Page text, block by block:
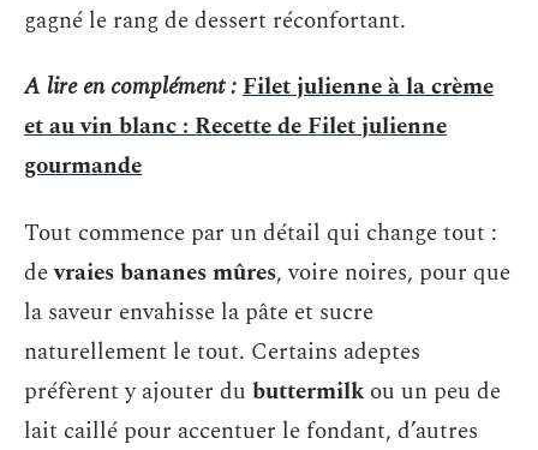
gagné le rang de dessert réconfortant.
A lire en complément :Filet julienne à la crème
et au vin blanc : Recette de Filet julienne
gourmande
Tout commence par un détail qui change tout :
devraies bananes mûres, voire noires, pour que
la saveur envahisse la pâte et sucre
naturellement le tout. Certains adeptes
préfèrent y ajouter du buttermilkou un peu de
lait caillé pour accentuer le fondant, d’autres